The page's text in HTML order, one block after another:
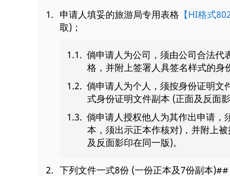
申请人填妥的旅游局专用表格 【HI格式802
取)；
倘申请人为公司，须由公司合法代
格，并附上签署人具签名样式的
倘申请人为个人，须按身份证明文
式身份证明文件副本 (正面及反面
倘申请人授权他人为其作出申请，
本，须出示正本作核对)，并附上
及反面影印在同一版)。
下列文件一式8份 (一份正本及7份副本)##